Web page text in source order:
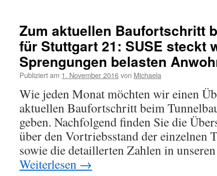
Zum aktuellen Baufortschritt
für Stuttgart 21: SUSE steckt
Sprengungen belasten
Publiziert am 1. November 2016von Michaela
Wie jeden Monat möchten wir einen
aktuellen Baufortschritt beim
geben. Nachfolgend finden Sie die
über den Vortriebsstand der einzelnen
sowie die detaillerten Zahlen in
Weiterlesen →